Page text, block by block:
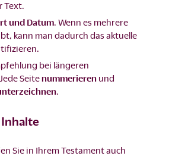
Text.
und Datum . Wenn es mehrere
kann man dadurch das aktuelle
bei längeren
Seitenummerieren und
Sie in Ihrem Testament auch